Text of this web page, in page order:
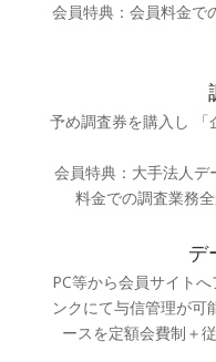
会員特典：会員料金で
予め調査券を購入し 「
会員特典：大手法人デ
料金での調査業務
デ
PC等から会員サイト
ンクにて与信管理が可
ースを定額会費制＋